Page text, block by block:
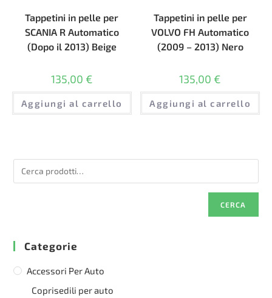
Tappetini in pelle per
SCANIA R Automatico
(Dopo il 2013) Beige
135,00 €
Aggiungi al carrello
Tappetini in pelle per
VOLVO FH Automatico
(2009 – 2013) Nero
135,00 €
Aggiungi al carrello
CERCA
Categorie
Accessori Per Auto
Coprisedili per auto